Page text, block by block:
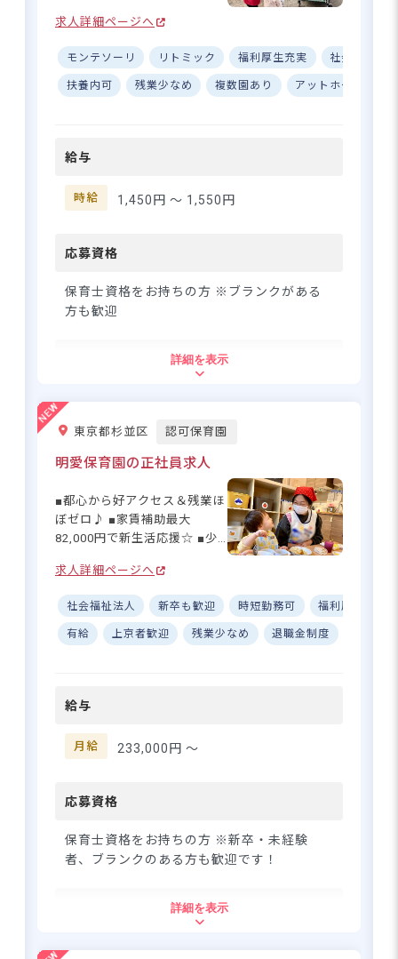
リハリある働き方◎ ■複数シ
フトパターンありで柔軟に働
ける☆ ーー【子どもたちの笑
顔があふれる、あたたかな保
ている施設です♪ 「新江古田
アクセスのよさも、うれしい
ポイント◎ 時給1,450円スター
に反映される環境です☆ 交通
されるので、安心して通勤い
ただけます。 ーー【残業な
「保育の仕事は好きだけど、
そんな方にこそ、ぜひ知って
ほしい職場です♪ マグハウス
江古田では残業なし・持ち帰
りなしを徹底しているので、
スをしっかり保てます◎ シフ
トも7:30～や10:00～など複数
パターンから選べるので、ご
せて無理なく続けられますよ
求人詳細ページへ
モンテソーリ リトミック 福利厚生充実 社会保険完
扶養内可 残業少なめ 複数園あり アットホーム
給与
時給 1,450円 〜 1,550円
応募資格
保育士資格をお持ちの方 ※ブランクがある
方も歓迎
分
■自転車通勤可（園内に無料駐輪場あ
り）
駅チカ徒歩1分！時給1,450円、一
部時間帯は時給1,550円で稼ぎやす
い！
登録・相談無料
詳細を表示
東京都杉並区 認可保育園
明愛保育園の正社員求人
■都心から好アクセス＆残業ほ
ぼゼロ♪ ■家賃補助最大
82,000円で新生活応援☆ ■少
寄り添える◎ ■有給取得率
100%＆年間休日122日！ ーー
【笑顔あふれる♪アットホー
ムな0～2歳児保育】 デザイナ
員47名の小規模園だからこ
成長をしっかり見守ることが
できます。園庭にあるサンテ
りの遊び場♪近くには和田さ
びと戸外遊びも楽しめる環境
です。 ーー【チームワーク抜
い世代が活躍中！園長先生を
談できる和やかな雰囲気で
求人詳細ページへ
社会福祉法人 新卒も歓迎 時短勤務可 福利厚生充実
有給 上京者歓迎 残業少なめ 退職金制度
給与
月給 233,000円 〜
応募資格
保育士資格をお持ちの方 ※新卒・未経験
者、ブランクのある方も歓迎です！
詳細を表示